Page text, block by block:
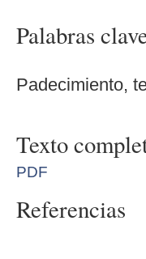
Palabras
Padecimiento,
Texto
PDF
Referencias